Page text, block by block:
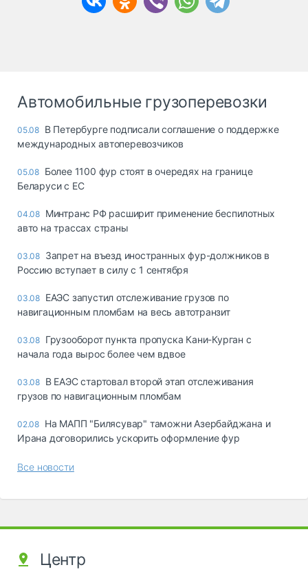
Автомобильные грузоперевозки
05.08 В Петербурге подписали соглашение о поддержке
международных автоперевозчиков
05.08 Более 1100 фур стоят в очередях на границе
Беларуси с ЕС
04.08 Минтранс РФ расширит применение беспилотных
авто на трассах страны
03.08 Запрет на въезд иностранных фур-должников в
Россию вступает в силу с 1 сентября
03.08 ЕАЭС запустил отслеживание грузов по
навигационным пломбам на весь автотранзит
03.08 Грузооборот пункта пропуска Кани-Курган с
начала года вырос более чем вдвое
03.08 В ЕАЭС стартовал второй этап отслеживания
грузов по навигационным пломбам
02.08 На МАПП "Билясувар" таможни Азербайджана и
Ирана договорились ускорить оформление фур
Все новости
Центр